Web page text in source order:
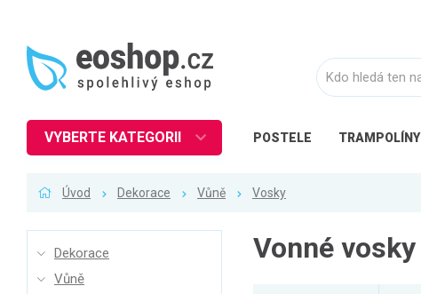
POSTELE TRAMPOLÍNY
VYBERTE KATEGORII
Úvod Dekorace Vůně Vosky
Dekorace
Vůně
Vonné vosky